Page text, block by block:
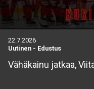
22.7.2026
Uutinen - Edustus
Vähäkainu jatkaa,